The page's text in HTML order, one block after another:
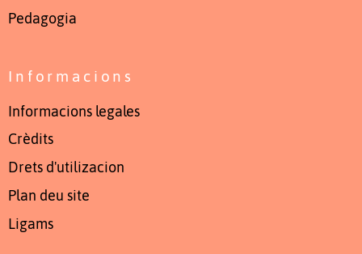
Pedagogia
Informacions
Informacions legales
Crèdits
Drets d'utilizacion
Plan deu site
Ligams